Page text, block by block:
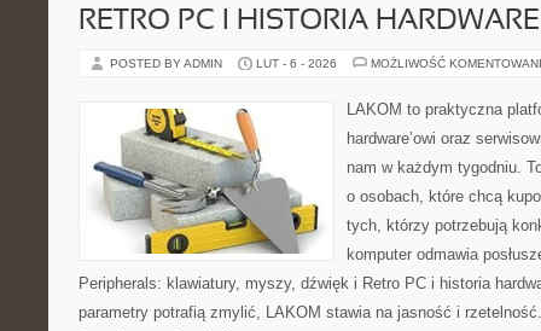
RETRO PC I HISTORIA
POSTED BY ADMIN LUT - 6 - 2026 MOŻLIWOŚĆ
LAKOM to praktyczna
hardware’owi oraz
nam w każdym tygodniu.
o osobach, które chcą
tych, którzy potrzebują
komputer odmawia
Peripherals: klawiatury, myszy, dźwięk i Retro PC i historia
parametry potrafią zmylić, LAKOM stawia na jasność i